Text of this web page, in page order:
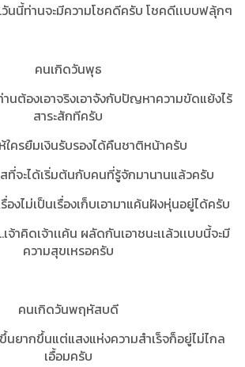
วันนี้ท่านจะมีความโชคดีครับ โชคดีเเบบฟลุ้กๆ
คนเกิดวันพุธ
านต้องเอาจริงเอาจังกับปัญหาความขัดแย้งไร้
สาระสักทีครับ
ห้ใครยืมเงินรับรองได้คืนชาติหน้าครับ
ที่จะได้เริ่มต้นกับคนที่รู้จักมานานแล้วครับ
งไม่เป็นเรื่องเก็บเอามาแค้นฝังหุ่นอยู่ได้ครับ
เจ้าคิดเจ้าเเค้น ผลัดกันเอาชนะเเล้วเเบบนี้จะมี
ความสุขเหรอครับ
คนเกิดวันพฤหัสบดี
นยากขึ้นแต่แสงแห่งความสำเร็จก็อยู่ไม่ไกล
เอื้อมครับ